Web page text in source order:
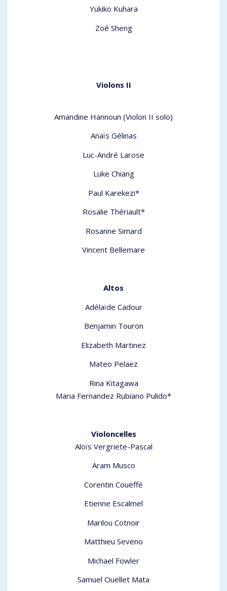
Yukiko Kuhara
Zoé Sheng
Violons II
Amandine Hannoun (Violon II solo)
Anaïs Gélinas
Luc-André Larose
Luke Chiang
Paul Karekezi*
Rosalie Thériault*
Rosanne Simard
Vincent Bellemare
Altos
Adélaïde Cadour
Benjamin Touron
Elizabeth Martinez
Mateo Pelaez
Rina Kitagawa
Maria Fernandez Rubiano Pulido*
Violoncelles
Aloïs Vergriete-Pascal
Aram Musco
Corentin Couëffé
Etienne Escalmel
Marilou Cotnoir
Matthieu Seveno
Michael Fowler
Samuel Ouellet Mata